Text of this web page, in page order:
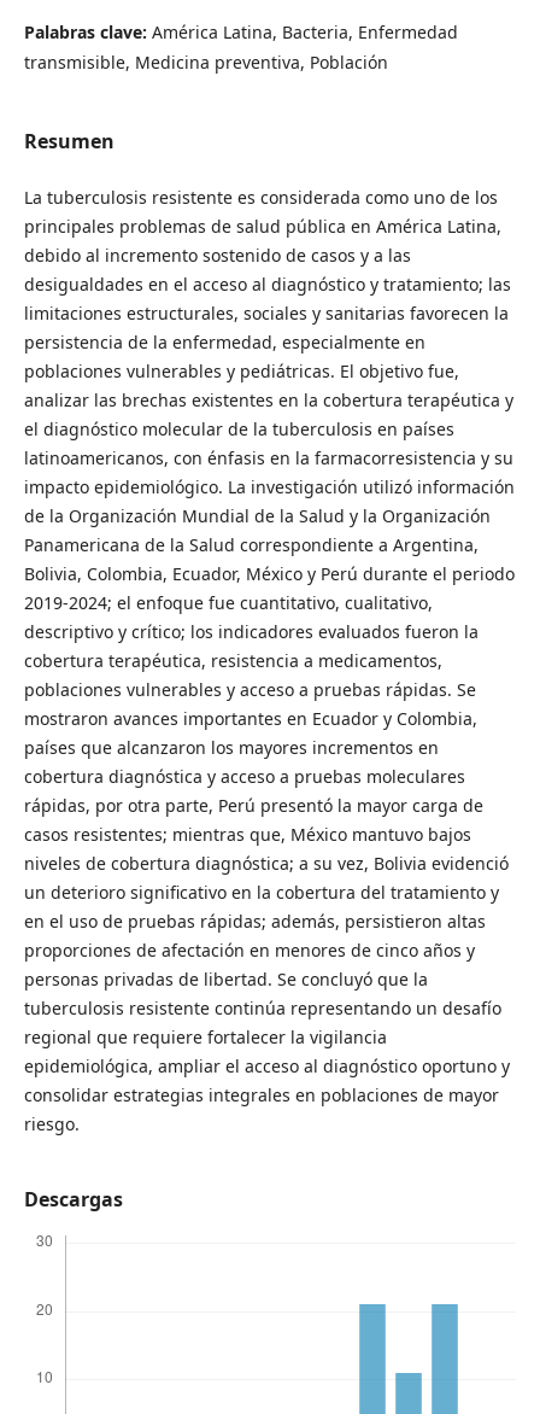
Palabras clave: América Latina, Bacteria, Enfermedad
transmisible, Medicina preventiva, Población
Resumen
La tuberculosis resistente es considerada como uno de los
principales problemas de salud pública en América Latina,
debido al incremento sostenido de casos y a las
desigualdades en el acceso al diagnóstico y tratamiento; las
limitaciones estructurales, sociales y sanitarias favorecen la
persistencia de la enfermedad, especialmente en
poblaciones vulnerables y pediátricas. El objetivo fue,
analizar las brechas existentes en la cobertura terapéutica y
el diagnóstico molecular de la tuberculosis en países
latinoamericanos, con énfasis en la farmacorresistencia y su
impacto epidemiológico. La investigación utilizó información
de la Organización Mundial de la Salud y la Organización
Panamericana de la Salud correspondiente a Argentina,
Bolivia, Colombia, Ecuador, México y Perú durante el periodo
2019-2024; el enfoque fue cuantitativo, cualitativo,
descriptivo y crítico; los indicadores evaluados fueron la
cobertura terapéutica, resistencia a medicamentos,
poblaciones vulnerables y acceso a pruebas rápidas. Se
mostraron avances importantes en Ecuador y Colombia,
países que alcanzaron los mayores incrementos en
cobertura diagnóstica y acceso a pruebas moleculares
rápidas, por otra parte, Perú presentó la mayor carga de
casos resistentes; mientras que, México mantuvo bajos
niveles de cobertura diagnóstica; a su vez, Bolivia evidenció
un deterioro significativo en la cobertura del tratamiento y
en el uso de pruebas rápidas; además, persistieron altas
proporciones de afectación en menores de cinco años y
personas privadas de libertad. Se concluyó que la
tuberculosis resistente continúa representando un desafío
regional que requiere fortalecer la vigilancia
epidemiológica, ampliar el acceso al diagnóstico oportuno y
consolidar estrategias integrales en poblaciones de mayor
riesgo.
Descargas